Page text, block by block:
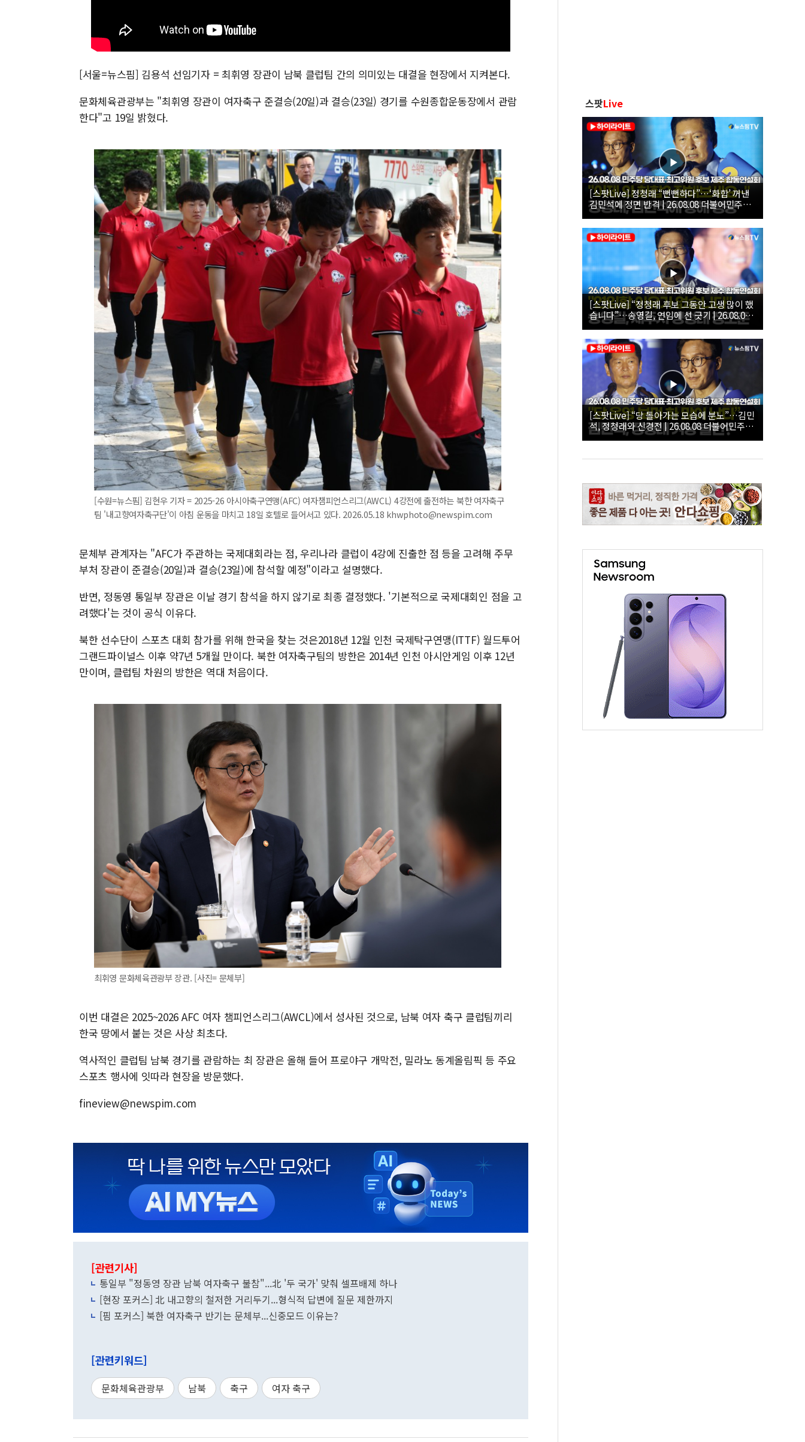
[서울=뉴스핌] 김용석 선임기자 = 최휘영 장관이 남북 클럽팀 간의 의미있는 대결을 현장에서 지켜본다.
문화체육관광부는 "최휘영 장관이 여자축구 준결승(20일)과 결승(23일) 경기를 수원종합운동장에서 관람
한다"고 19일 밝혔다.
[수원=뉴스핌] 김현우 기자 = 2025-26 아시아축구연맹(AFC) 여자챔피언스리그(AWCL) 4강전에 출전하는 북한 여자축구
팀 '내고향여자축구단'이 아침 운동을 마치고 18일 호텔로 들어서고 있다. 2026.05.18 khwphoto@newspim.com
문체부 관계자는 "AFC가 주관하는 국제대회라는 점, 우리나라 클럽이 4강에 진출한 점 등을 고려해 주무
부처 장관이 준결승(20일)과 결승(23일)에 참석할 예정"이라고 설명했다.
반면, 정동영 통일부 장관은 이날 경기 참석을 하지 않기로 최종 결정했다. '기본적으로 국제대회인 점을 고
려했다'는 것이 공식 이유다.
북한 선수단이 스포츠 대회 참가를 위해 한국을 찾는 것은2018년 12월 인천 국제탁구연맹(ITTF) 월드투어
그랜드파이널스 이후 약7년 5개월 만이다. 북한 여자축구팀의 방한은 2014년 인천 아시안게임 이후 12년
만이며, 클럽팀 차원의 방한은 역대 처음이다.
최휘영 문화체육관광부 장관. [사진= 문체부]
이번 대결은 2025~2026 AFC 여자 챔피언스리그(AWCL)에서 성사된 것으로, 남북 여자 축구 클럽팀끼리
한국 땅에서 붙는 것은 사상 최초다.
역사적인 클럽팀 남북 경기를 관람하는 최 장관은 올해 들어 프로야구 개막전, 밀라노 동계올림픽 등 주요
스포츠 행사에 잇따라 현장을 방문했다.
fineview@newspim.com
[관련기사]
통일부 "정동영 장관 남북 여자축구 불참"...北 '두 국가' 맞춰 셀프배제 하나
[현장 포커스] 北 내고향의 철저한 거리두기...형식적 답변에 질문 제한까지
[핌 포커스] 북한 여자축구 반기는 문체부...신중모드 이유는?
[관련키워드]
문화체육관광부 남북 축구 여자 축구
스팟Live
[스팟Live] 정청래 “뻔뻔하다”…‘화합’ 꺼낸
김민석에 정면 반격 | 26.08.08 더불어민주당
당대표·최고위원 후보 제주 합동연설회
[스팟Live] “정청래 후보 그동안 고생 많이 했
습니다”…송영길, 연임에 선 긋기 | 26.08.08
더불어민주당 당대표·최고위원 후보 제주 합
동연설회
[스팟Live] “당 돌아가는 모습에 분노”…김민
석, 정청래와 신경전 | 26.08.08 더불어민주당
당대표·최고위원 후보 제주 합동연설회